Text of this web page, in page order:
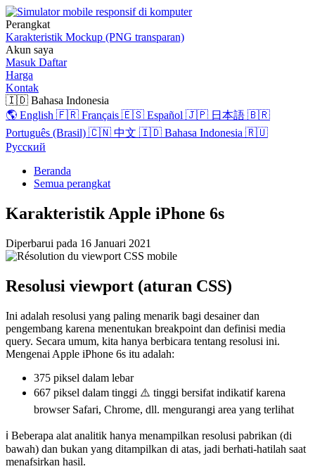
Perangkat
Karakteristik Mockup (PNG transparan)
Akun saya
Masuk Daftar
Harga
Kontak
🇮🇩 Bahasa Indonesia
🌎 English 🇫🇷 Français 🇪🇸 Español 🇯🇵 日本語 🇧🇷
Português (Brasil) 🇨🇳 中文 🇮🇩 Bahasa Indonesia 🇷🇺
Русский
Beranda
Semua perangkat
Karakteristik Apple iPhone 6s
Diperbarui pada 16 Januari 2021
Resolusi viewport (aturan CSS)
Ini adalah resolusi yang paling menarik bagi desainer dan
pengembang karena menentukan breakpoint dan definisi media
query. Secara umum, kita hanya berbicara tentang resolusi ini.
Mengenai Apple iPhone 6s itu adalah:
375 piksel dalam lebar
667 piksel dalam tinggi ⚠️ tinggi bersifat indikatif karena
browser Safari, Chrome, dll. mengurangi area yang terlihat
ℹ️ Beberapa alat analitik hanya menampilkan resolusi pabrikan (di
bawah) dan bukan yang ditampilkan di atas, jadi berhati-hatilah saat
menafsirkan hasil.